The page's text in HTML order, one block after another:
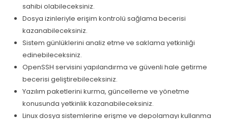
sahibi olabileceksiniz.
Dosya izinleriyle erişim kontrolü sağlama becerisi
kazanabileceksiniz.
Sistem günlüklerini analiz etme ve saklama yetkinliği
edinebileceksiniz.
OpenSSH servisini yapılandırma ve güvenli hale getirme
becerisi geliştirebileceksiniz.
Yazılım paketlerini kurma, güncelleme ve yönetme
konusunda yetkinlik kazanabileceksiniz.
Linux dosya sistemlerine erişme ve depolamayı kullanma